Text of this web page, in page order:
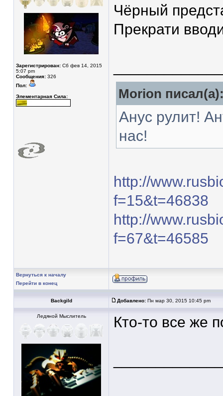
Зарегистрирован: Сб фев 14, 2015
5:07 pm
Сообщения: 326
Пол:
Элементарная Сила:
Чёрный
Прекрати
Morion
Анус рулит!
нас!
http://
f=15&t=46838
http://
f=67&t=46585
Вернуться к началу
Перейти в конец
Backgild Добавлено: Пн мар 30, 2015 10:45 pm
Ледяной Мыслитель Кто-то все же